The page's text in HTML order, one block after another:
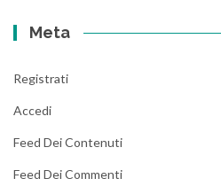
Meta
Registrati
Accedi
Feed Dei Contenuti
Feed Dei Commenti